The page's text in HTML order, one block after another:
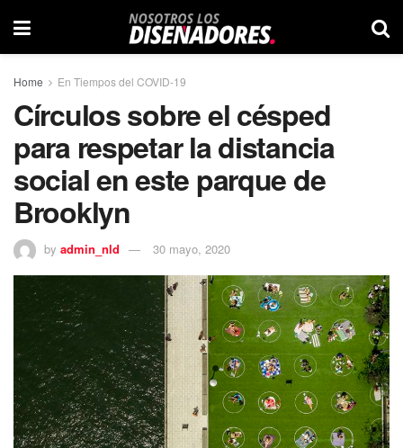
Home En Tiempos del COVID-19
Círculos sobre el césped
para respetar la distancia
social en este parque de
Brooklyn
by admin_nld 30 mayo, 2020